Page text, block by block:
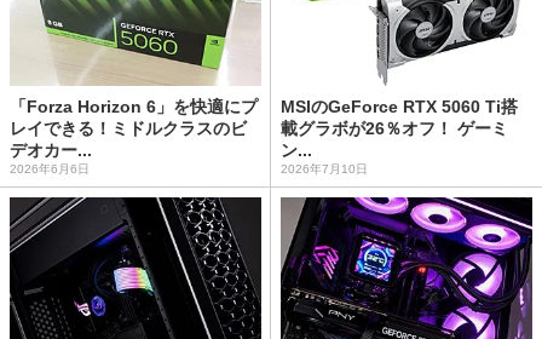
「Forza Horizon 6」を快適にプ
レイできる！ミドルクラスのビ
デオカー...
2026年6月6日
MSIのGeForce RTX 5060 Ti搭
載グラボが26％オフ！ ゲーミ
ン...
2026年7月10日